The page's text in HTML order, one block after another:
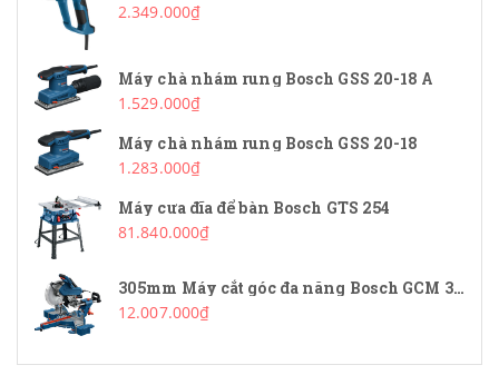
2.349.000₫
Máy chà nhám rung Bosch GSS 20-18 A
1.529.000₫
Máy chà nhám rung Bosch GSS 20-18
1.283.000₫
Máy cưa đĩa để bàn Bosch GTS 254
81.840.000₫
305mm Máy cắt góc đa năng Bosch GCM 340-305D
12.007.000₫